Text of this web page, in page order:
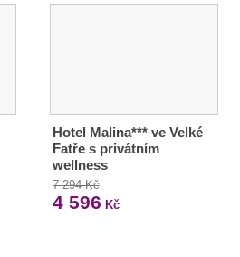
Hotel Malina*** ve Velké
Fatře s privátním
wellness
7 294 Kč
4 596 Kč